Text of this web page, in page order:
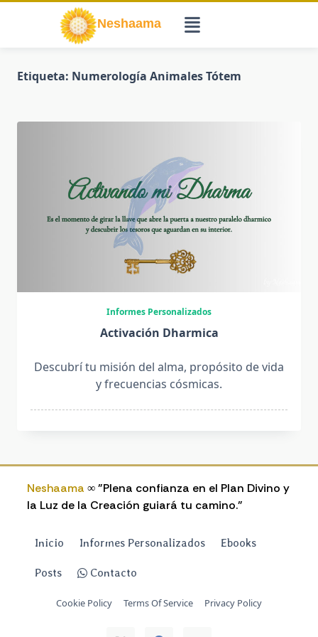
Etiqueta: Numerología Animales Tótem
Informes Personalizados
Activación Dharmica
Descubrí tu misión del alma, propósito de vida
y frecuencias cósmicas.
Neshaama ∞ "Plena confianza en el Plan Divino y
la Luz de la Creación guiará tu camino."
Inicio Informes Personalizados Ebooks
Posts Contacto
Cookie Policy Terms Of Service Privacy Policy